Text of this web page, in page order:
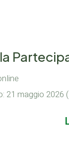
21 maggio 2026